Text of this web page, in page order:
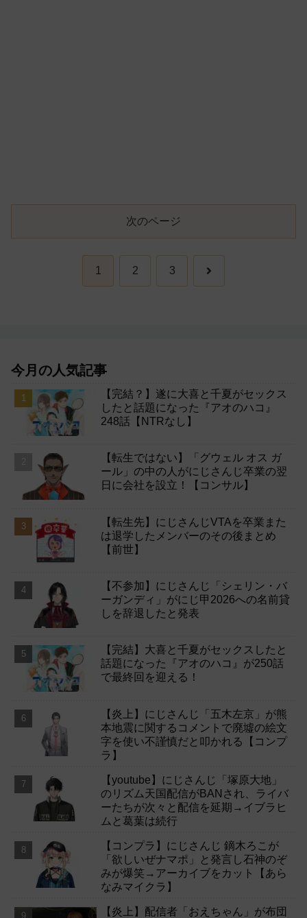
次のページ
1 2 3 次
今月の人気記事
【完結？】遂に大喜と千夏がセックス
したと話題になった『アオのハコ』
248話【NTRなし】
【転生ではない】「グウェル オス ガ
ール」の中の人がにじさんじ卒業の翌
日に会社を設立！【コンサル】
【転生先】にじさんじVTAを卒業また
は退学したメンバーのその後まとめ
【前世】
【不参加】にじさんじ「シェリン・バ
ーガンディ」がにじ甲2026への名前貸
しを辞退したと発表
【完結】大喜と千夏がセックスしたと
話題になった『アオのハコ』が250話
で最終回を迎える！
【炎上】にじさんじ「五木左京」が熊
本地震に関するコメントで廃墟の絵文
字を使い不謹慎だと叩かれる【コンプ
ラ】
【youtube】にじさんじ「塚原大地」
のリズム天国配信がBANされ、ライバ
ーたちが次々と配信を延期→イブラヒ
ムと葛葉は続行
【コンプラ】にじさんじ 鏑木ろこが
「欲しいぜナマポ」と発言し石神のぞ
みが爆笑→アーカイブをカット【あら
なみマイクラ】
【炎上】配信者「おえちゃん」が布団